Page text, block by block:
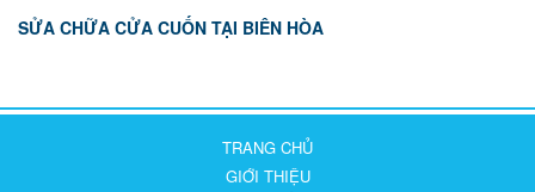
SỬA CHỮA CỬA CUỐN TẠI BIÊN HÒA
TRANG CHỦ
GIỚI THIỆU